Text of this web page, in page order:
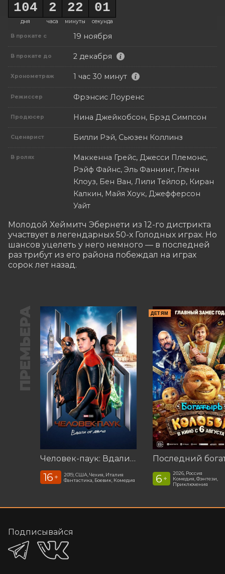
104
дня
2
часа
22
минуты
00
секунд
В прокате с 19 ноября
В прокате до 2 декабря
Хронометраж 1 час 30 минут
Режиссер Фрэнсис Лоуренс
Продюсер Нина Джейкобсон, Брэд Симпсон
Сценарист Билли Рэй, Сьюзен Коллинз
В ролях
Маккенна Грейс, Джесси Племонс,
Рэйф Файнс, Эль Фаннинг, Гленн
Клоуз, Бен Ван, Лили Тейлор, Киран
Калкин, Майя Хоук, Джефферсон
Уайт
Молодой Хеймитч Эбернети из 12-го дистрикта
участвует в легендарных 50-х Голодных играх. Но
шансов уцелеть у него немного — в последней
раз трибут из его района побеждал на играх
сорок лет назад.
ПРЕМЬЕРА
Человек-паук: Вдали от дома (2019)
16 +
2019, США, Чехия, Италия
Фантастика, Боевик, Комедия
ДЕТЯМ
6 +
2026, Россия
Комедия, Фэнтези,
Приключения
Подписывайся